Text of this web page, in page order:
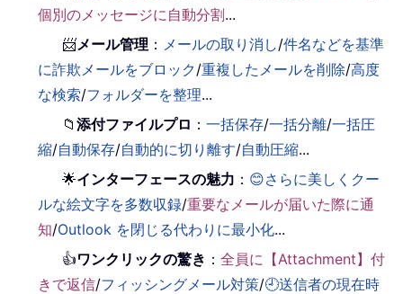
個別のメッセージに自動分割...
📨メール管理 ： メールの取り消し/件名などを基準
に詐欺メールをブロック/重複したメールを削除/高度
な検索/フォルダーを整理...
📁添付ファイルプロ ：一括保存/一括分離/一括圧
縮/自動保存/自動的に切り離す/自動圧縮...
🌟インターフェースの魅力 ： 😊さらに美しくクー
ルな絵文字を多数収録/重要なメールが届いた際に通
知/Outlook を閉じる代わりに最小化...
👍ワンクリックの驚き ：全員に【Attachment】付
きで返信/フィッシングメール対策/🕘送信者の現在時